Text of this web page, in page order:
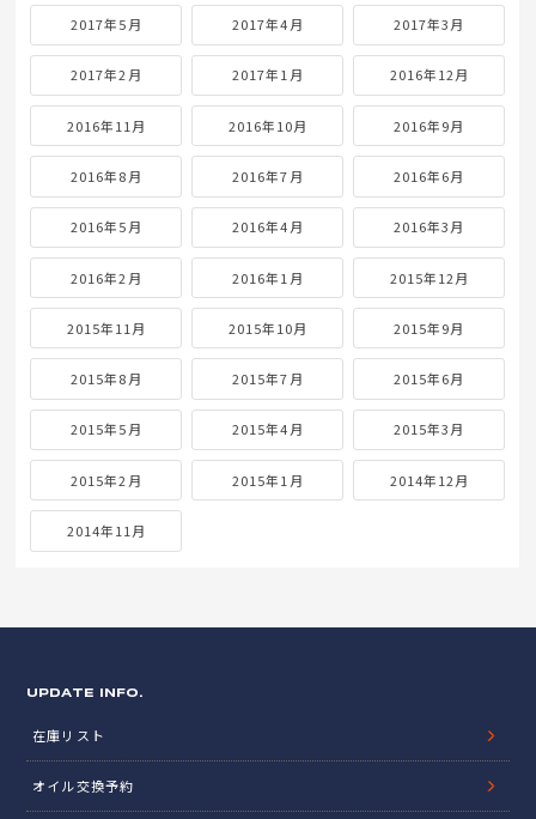
2017年5月 2017年4月 2017年3月
2017年2月 2017年1月 2016年12月
2016年11月 2016年10月 2016年9月
2016年8月 2016年7月 2016年6月
2016年5月 2016年4月 2016年3月
2016年2月 2016年1月 2015年12月
2015年11月 2015年10月 2015年9月
2015年8月 2015年7月 2015年6月
2015年5月 2015年4月 2015年3月
2015年2月 2015年1月 2014年12月
2014年11月
UPDATE INFO.
在庫リスト
オイル交換予約